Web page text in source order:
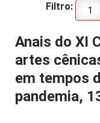
Filtro:
Anais do XI
artes
em tempos
pandemia,